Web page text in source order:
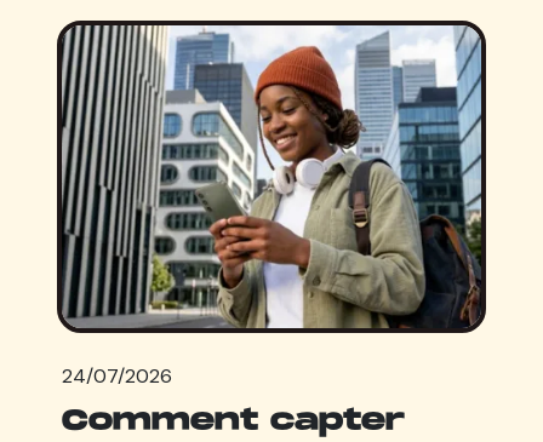
24/07/2026
Comment capter